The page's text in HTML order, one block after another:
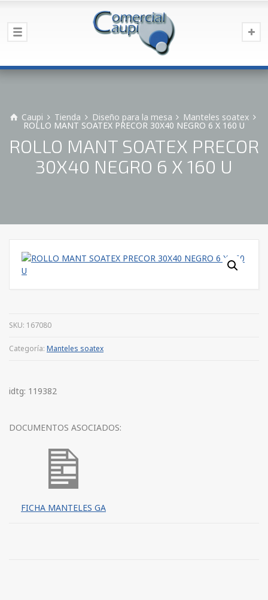
Caupi Tienda Diseño para la mesa Manteles soatex
ROLLO MANT SOATEX PRECOR 30X40 NEGRO 6 X 160 U
ROLLO MANT SOATEX PRECOR
30X40 NEGRO 6 X 160 U
SKU: 167080
Categoría: Manteles soatex
idtg: 119382
DOCUMENTOS ASOCIADOS:
FICHA MANTELES GA